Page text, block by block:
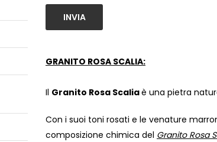
INVIA
GRANITO ROSA SCALIA:
Il Granito Rosa Scaliaè una pietra
Con i suoi toni rosati e le venature
composizione chimica del Granito Rosa